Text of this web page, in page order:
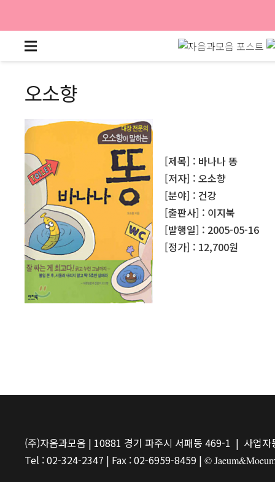
오소향
[제목] : 바나나 똥
[저자] : 오소향
[분야] : 건강
[출판사] : 이지북
[발행일] : 2005-05-16
[정가] : 12,700원
(주)자음과모음 | 10881 경기 파주시 서패동 469-1 | 사업
Tel : 02-324-2347 | Fax : 02-6959-8459 | ©